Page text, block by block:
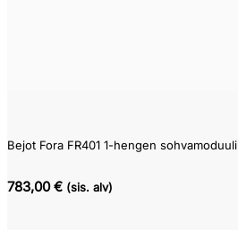
Tilaustuote(115)
Bejot Fora FR401 1-hengen sohvamoduuli
783,00 € (sis. alv)